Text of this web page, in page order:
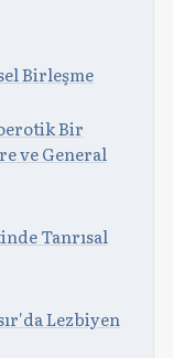
Birleşme
Bir
ve General
Tanrısal
Lezbiyen